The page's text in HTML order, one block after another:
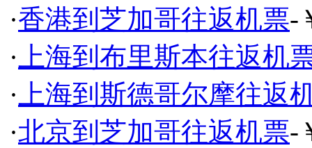
·香港到芝加哥往返机票-
· 上海到布里斯本往返机
· 上海到斯德哥尔摩往返
·北京到芝加哥往返机票-